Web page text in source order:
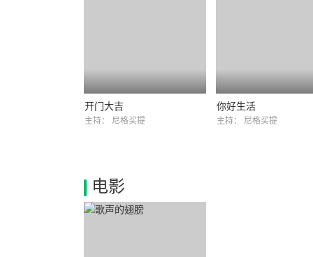
开门大吉
主持： 尼格买提
你好生活
主持： 尼格买提
电影